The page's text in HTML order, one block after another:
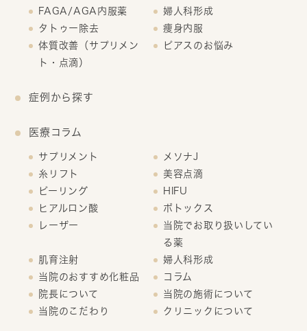
FAGA/AGA内服薬
婦人科形成
タトゥー除去
痩身内服
体質改善（サプリメン
ト・点滴）
ピアスのお悩み
症例から探す
医療コラム
サプリメント
メソナJ
糸リフト
美容点滴
ピーリング
HIFU
ヒアルロン酸
ボトックス
レーザー
当院でお取り扱いしてい
る薬
肌育注射
婦人科形成
当院のおすすめ化粧品
コラム
院長について
当院の施術について
当院のこだわり
クリニックについて